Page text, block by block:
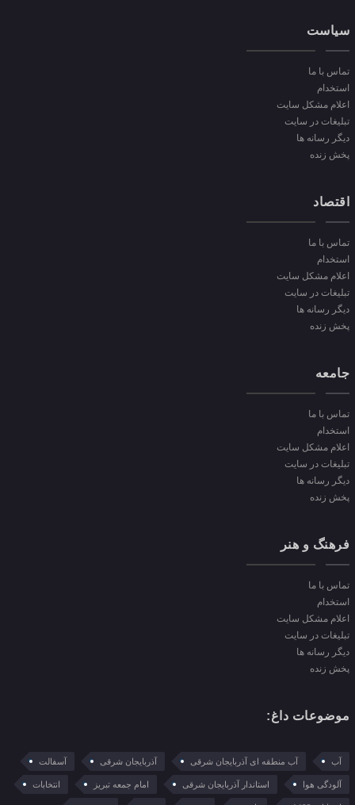
سیاست
تماس با ما
استخدام
اعلام مشکل سایت
تبلیغات در سایت
دیگر رسانه ها
پخش زنده
اقتصاد
تماس با ما
استخدام
اعلام مشکل سایت
تبلیغات در سایت
دیگر رسانه ها
پخش زنده
جامعه
تماس با ما
استخدام
اعلام مشکل سایت
تبلیغات در سایت
دیگر رسانه ها
پخش زنده
فرهنگ و هنر
تماس با ما
استخدام
اعلام مشکل سایت
تبلیغات در سایت
دیگر رسانه ها
پخش زنده
موضوعات داغ:
آب آب منطقه ای آذربایجان شرقی آذربایجان شرقی آسفالت
آلودگی هوا استاندار آذربایجان شرقی امام جمعه تبریز انتخابات